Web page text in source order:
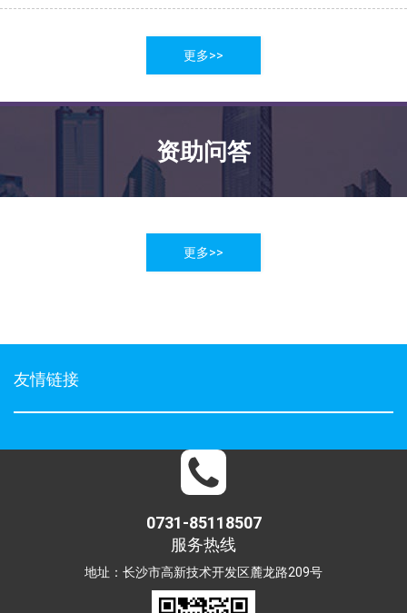
更多>>
资助问答
更多>>
友情链接
0731-85118507
服务热线
地址：长沙市高新技术开发区麓龙路209号